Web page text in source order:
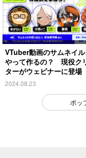
VTuber動画のサムネイル
やって作るの？ 現役ク
ターがウェビナーに登場
2024.08.23
ポッ